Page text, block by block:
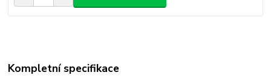
Kompletní specifikace